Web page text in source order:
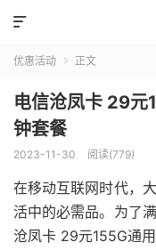

优惠活动  正文
电信沧凤卡 29
钟套餐
2023-11-30 阅读(779)
在移动互联网时代，
活中的必需品。为了
沧凤卡 29元155G通